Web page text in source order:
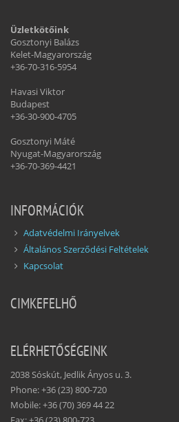
Üzletkötőink
Gosztonyi Balázs
Kelet-Magyarország
+36-70-316-5954
Havasi Viktor
Budapest
+36-30-900-4705
Gosztonyi Máté
Nyugat-Magyarország
+36-70-369-4421
INFORMÁCIÓK
Adatvédelmi Irányelvek
Általános Szerződési Feltételek
Kapcsolat
CIMKEFELHŐ
ELÉRHETŐSÉGEINK
2038 Sóskút, Jedlik Ányos u. 3.
Phone: +36 (23) 800-720
Mobile: +36 (70) 369 44 22